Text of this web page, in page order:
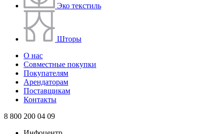
Эко текстиль
Шторы
О нас
Совместные покупки
Покупателям
Арендаторам
Поставщикам
Контакты
8 800 200 04 09